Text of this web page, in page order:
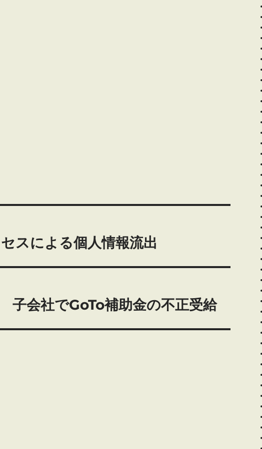
スによる個⼈情報流出
会社でGoTo補助金の不正受給